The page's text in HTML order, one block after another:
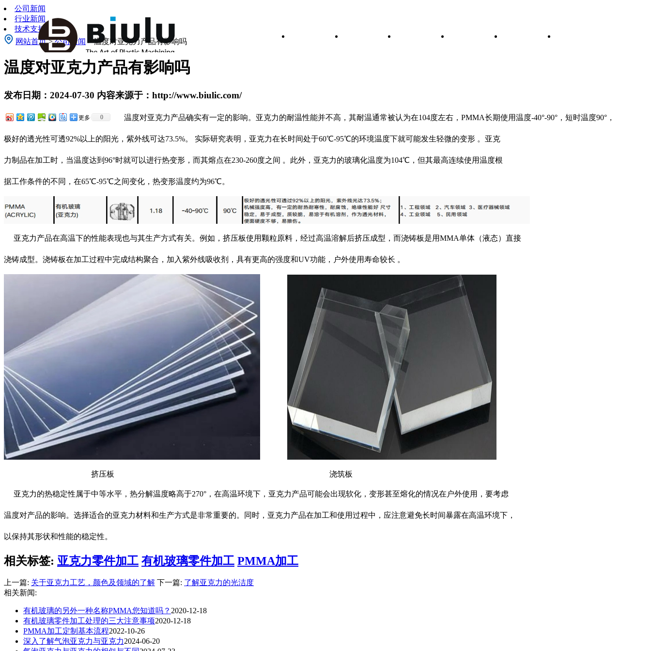
关于我们 产品展示 视频展示
公司新闻
行业新闻
技术支持
网站首页 >公司新闻 > 温度对亚克力产品有影响吗
温度对亚克力产品有影响吗
发布日期：2024-07-30 内容来源于：http://www.biulic.com/
更多 0 温度对亚克力产品确实有一定的影响。亚克力的耐温性能并不高，其耐温通常被认为在104度左右，PMMA长期使用温度-40°-90°，短时温度90°，
极好的透光性可透92%以上的阳光，紫外线可达73.5%。 实际研究表明，亚克力在长时间处于60℃-95℃的环境温度下就可能发生轻微的变形 。亚克
力制品在加工时，当温度达到96°时就可以进行热变形，而其熔点在230-260度之间 。此外，亚克力的玻璃化温度为104℃，但其最高连续使用温度根
据工作条件的不同，在65℃-95℃之间变化，热变形温度约为96℃。
亚克力产品在高温下的性能表现也与其生产方式有关。例如，挤压板使用颗粒原料，经过高温溶解后挤压成型，而浇铸板是用MMA单体（液态）直接
浇铸成型。浇铸板在加工过程中完成结构聚合，加入紫外线吸收剂，具有更高的强度和UV功能，户外使用寿命较长 。
挤压板 浇筑板
亚克力的热稳定性属于中等水平，热分解温度略高于270°，在高温环境下，亚克力产品可能会出现软化，变形甚至熔化的情况在户外使用，要考虑
温度对产品的影响。选择适合的亚克力材料和生产方式是非常重要的。同时，亚克力产品在加工和使用过程中，应注意避免长时间暴露在高温环境下，
以保持其形状和性能的稳定性。
相关标签: 亚克力零件加工 有机玻璃零件加工 PMMA加工
上一篇: 关于亚克力工艺，颜色及领域的了解 下一篇: 了解亚克力的光洁度
相关新闻:
有机玻璃的另外一种名称PMMA您知道吗？ 2020-12-18
有机玻璃零件加工处理的三大注意事项2020-12-18
PMMA加工定制基本流程2022-10-26
深入了解气泡亚克力与亚克力2024-06-20